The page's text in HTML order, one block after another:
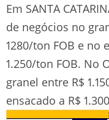
Em SANTA
de negócios no
1280/ton FOB e no
1.250/ton FOB. No
granel entre R$
ensacado a R$